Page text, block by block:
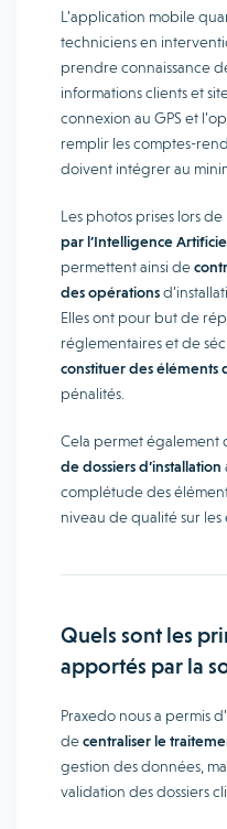
L’application mobile
techniciens en
prendre connaissance
informations clients et
connexion au GPS et
remplir les comptes-
doivent intégrer au
Les photos prises lors
par l’Intelligence
permettent ainsi de
des opérations
Elles ont pour but de
réglementaires et de
constituer des éléments
pénalités.
Cela permet également
de dossiers d’installation
complétude des
niveau de qualité sur les
Quels sont les
apportés par la
Praxedo nous a permis d’
decentraliser le
gestion des données,
validation des dossiers